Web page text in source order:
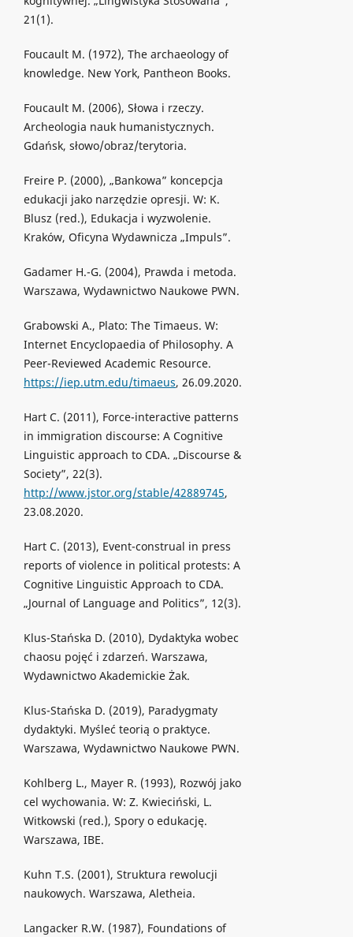
21(1).
Foucault M. (1972), The archaeology of
knowledge. New York, Pantheon Books.
Foucault M. (2006), Słowa i rzeczy.
Archeologia nauk humanistycznych.
Gdańsk, słowo/obraz/terytoria.
Freire P. (2000), „Bankowa” koncepcja
edukacji jako narzędzie opresji. W: K.
Blusz (red.), Edukacja i wyzwolenie.
Kraków, Oficyna Wydawnicza „Impuls”.
Gadamer H.-G. (2004), Prawda i metoda.
Warszawa, Wydawnictwo Naukowe PWN.
Grabowski A., Plato: The Timaeus. W:
Internet Encyclopaedia of Philosophy. A
Peer-Reviewed Academic Resource.
https://iep.utm.edu/timaeus, 26.09.2020.
Hart C. (2011), Force-interactive patterns
in immigration discourse: A Cognitive
Linguistic approach to CDA. „Discourse &
Society”, 22(3).
http://www.jstor.org/stable/42889745,
23.08.2020.
Hart C. (2013), Event-construal in press
reports of violence in political protests: A
Cognitive Linguistic Approach to CDA.
„Journal of Language and Politics”, 12(3).
Klus-Stańska D. (2010), Dydaktyka wobec
chaosu pojęć i zdarzeń. Warszawa,
Wydawnictwo Akademickie Żak.
Klus-Stańska D. (2019), Paradygmaty
dydaktyki. Myśleć teorią o praktyce.
Warszawa, Wydawnictwo Naukowe PWN.
Kohlberg L., Mayer R. (1993), Rozwój jako
cel wychowania. W: Z. Kwieciński, L.
Witkowski (red.), Spory o edukację.
Warszawa, IBE.
Kuhn T.S. (2001), Struktura rewolucji
naukowych. Warszawa, Aletheia.
Langacker R.W. (1987), Foundations of